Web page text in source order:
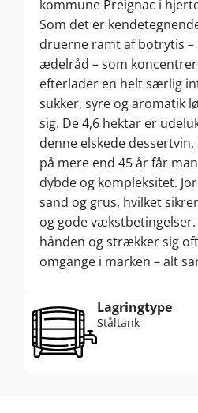
kommune Preignac i
Som det er
druerne ramt af botrytis –
ædelråd – som
efterlader en helt særlig
sukker, syre og aromatik
sig. De 4,6 hektar er
denne elskede
på mere end 45 år får
dybde og kompleksitet.
sand og grus, hvilket
og gode
hånden og strækker sig
omgange i marken – alt
modenhedstidspunkt for
Det er et kompromisløst
en stor del af magien bag
Når druerne når frem til
Lagringtype
Ståltank